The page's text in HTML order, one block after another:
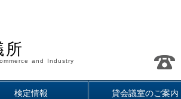
所
and Industry
検定情報 貸会議室のご案内